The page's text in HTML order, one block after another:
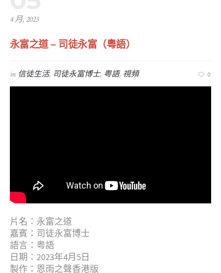
4 月, 2023
永富之道 – 司徒永富（粵語）
in 信徒生活, 司徒永富博士, 粤語, 視頻 0
片名：永富之道
嘉賓：司徒永富博士
語言：粤語
日期：2023年4月5日
製作：恩雨之聲香港版